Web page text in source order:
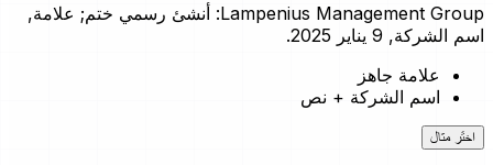
Lampenius Management Group: أنشئ رسمي ختم; علامة,
اسم الشركة, 9 يناير 2025.
علامة جاهز
اسم الشركة + نص
اختَر مثال